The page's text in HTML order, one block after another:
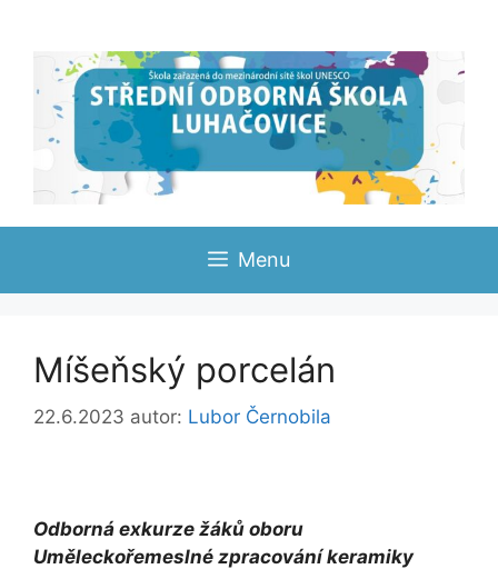
Menu
Míšeňský porcelán
22.6.2023 autor: Lubor Černobila
Odborná exkurze žáků oboru
Uměleckořemeslné zpracování keramiky